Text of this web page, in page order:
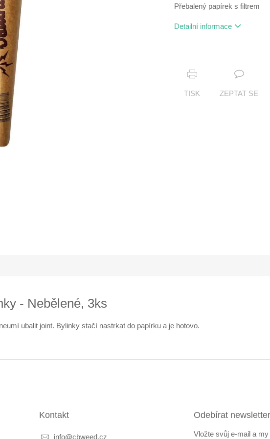
Přebalený papírek s filtrem
Detailní informace
TISK ZEPTAT SE
- Nebělené, 3ks
ubalit joint. Bylinky stačí nastrkat do papírku a je hotovo.
Kontakt
info@cbweed.cz
Odebírat newsletter
Vložte svůj e-mail a